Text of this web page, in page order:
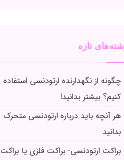
تازه
چگونه از نگهدارنده ارتودنسی استفاده
کنیم؟ بیشتر بدانید!
هر آنچه باید درباره ارتودنسی متحرک
بدانید
براکت ارتودنسی- براکت فلزی یا براکت